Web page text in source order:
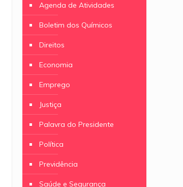
Agenda de Atividades
Boletim dos Químicos
Direitos
Economia
Emprego
Justiça
Palavra do Presidente
Política
Previdência
Saúde e Segurança